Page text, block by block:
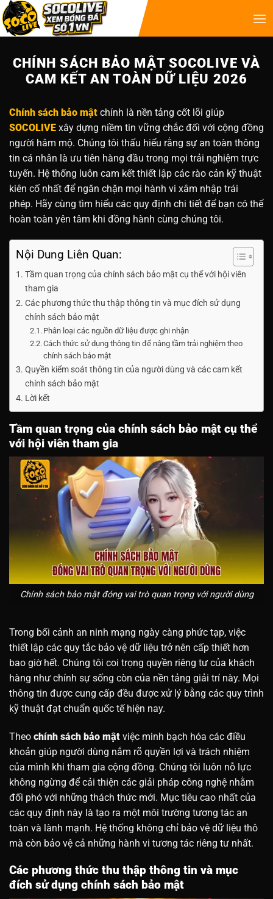
CHÍNH SÁCH BẢO MẬT SOCOLIVE VÀ
CAM KẾT AN TOÀN DỮ LIỆU 2026
Chính sách bảo mật chính là nền tảng cốt lõi giúp
SOCOLIVE xây dựng niềm tin vững chắc đối với cộng đồng
người hâm mộ. Chúng tôi thấu hiểu rằng sự an toàn thông
tin cá nhân là ưu tiên hàng đầu trong mọi trải nghiệm trực
tuyến. Hệ thống luôn cam kết thiết lập các rào cản kỹ thuật
kiên cố nhất để ngăn chặn mọi hành vi xâm nhập trái
phép. Hãy cùng tìm hiểu các quy định chi tiết để bạn có thể
hoàn toàn yên tâm khi đồng hành cùng chúng tôi.
Nội Dung Liên Quan:
Tầm quan trọng của chính sách bảo mật cụ thể với hội viên
tham gia
Các phương thức thu thập thông tin và mục đích sử dụng
chính sách bảo mật
Phân loại các nguồn dữ liệu được ghi nhận
Cách thức sử dụng thông tin để nâng tầm trải nghiệm theo
chính sách bảo mật
Quyền kiểm soát thông tin của người dùng và các cam kết
chính sách bảo mật
Lời kết
Tầm quan trọng của chính sách bảo mật cụ thể
với hội viên tham gia
Chính sách bảo mật đóng vai trò quan trọng với người dùng
Trong bối cảnh an ninh mạng ngày càng phức tạp, việc
thiết lập các quy tắc bảo vệ dữ liệu trở nên cấp thiết hơn
bao giờ hết. Chúng tôi coi trọng quyền riêng tư của khách
hàng như chính sự sống còn của nền tảng giải trí này. Mọi
thông tin được cung cấp đều được xử lý bằng các quy trình
kỹ thuật đạt chuẩn quốc tế hiện nay.
Theo chính sách bảo mật việc minh bạch hóa các điều
khoản giúp người dùng nắm rõ quyền lợi và trách nhiệm
của mình khi tham gia cộng đồng. Chúng tôi luôn nỗ lực
không ngừng để cải thiện các giải pháp công nghệ nhằm
đối phó với những thách thức mới. Mục tiêu cao nhất của
các quy định này là tạo ra một môi trường tương tác an
toàn và lành mạnh. Hệ thống không chỉ bảo vệ dữ liệu thô
mà còn bảo vệ cả những hành vi tương tác riêng tư nhất.
Các phương thức thu thập thông tin và mục
đích sử dụng chính sách bảo mật